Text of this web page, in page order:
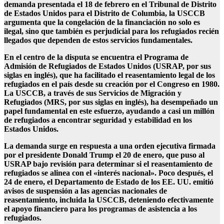
demanda presentada el 18 de febrero en el Tribunal de Distrito
de Estados Unidos para el Distrito de Columbia, la USCCB
argumenta que la congelación de la financiación no solo es
ilegal, sino que también es perjudicial para los refugiados recién
llegados que dependen de estos servicios fundamentales.
En el centro de la disputa se encuentra el Programa de
Admisión de Refugiados de Estados Unidos (USRAP, por sus
siglas en inglés), que ha facilitado el reasentamiento legal de los
refugiados en el país desde su creación por el Congreso en 1980.
La USCCB, a través de sus Servicios de Migración y
Refugiados (MRS, por sus siglas en inglés), ha desempeñado un
papel fundamental en este esfuerzo, ayudando a casi un millón
de refugiados a encontrar seguridad y estabilidad en los
Estados Unidos.
La demanda surge en respuesta a una orden ejecutiva firmada
por el presidente Donald Trump el 20 de enero, que puso al
USRAP bajo revisión para determinar si el reasentamiento de
refugiados se alinea con el «interés nacional». Poco después, el
24 de enero, el Departamento de Estado de los EE. UU. emitió
avisos de suspensión a las agencias nacionales de
reasentamiento, incluida la USCCB, deteniendo efectivamente
el apoyo financiero para los programas de asistencia a los
refugiados.